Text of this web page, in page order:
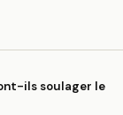
ils soulager le